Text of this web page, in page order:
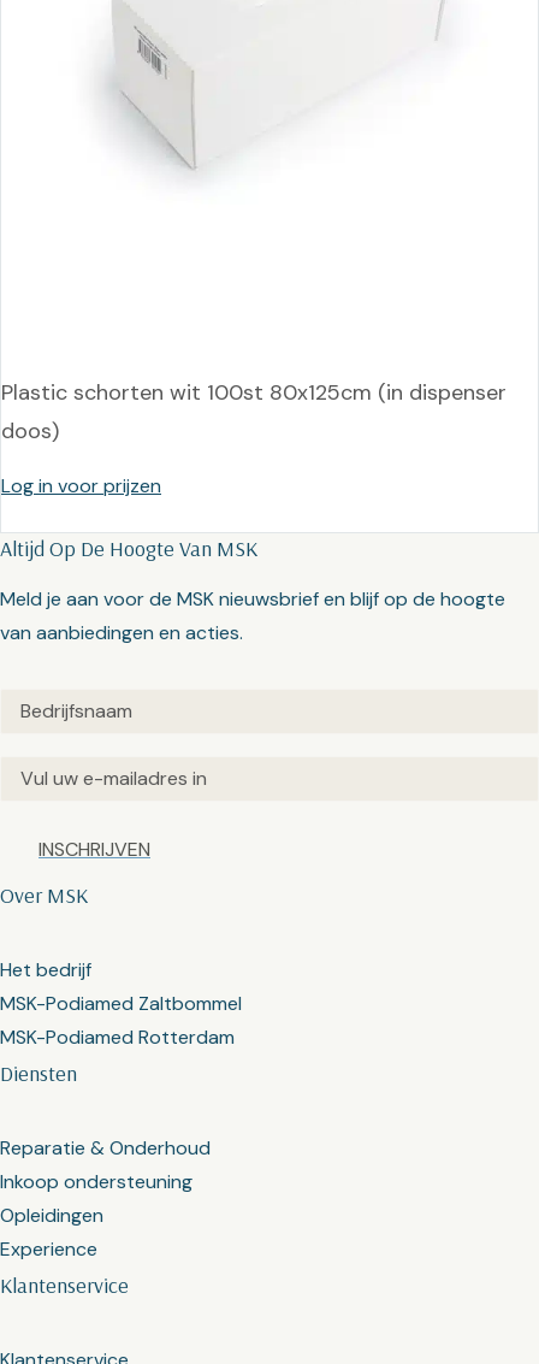
Plastic schorten wit 100st 80x125cm (in dispenser
doos)
Log in voor prijzen
Klantenservice
Diensten
Reparatie & Onderhoud
Inkoop ondersteuning
Opleidingen
Experience
Over MSK
Het bedrijf
MSK-Podiamed Zaltbommel
MSK-Podiamed Rotterdam
Altijd Op De Hoogte Van MSK
Meld je aan voor de MSK nieuwsbrief en blijf op de hoogte
van aanbiedingen en acties.
Untitled(Vereist)
Email(Vereist)
Captcha